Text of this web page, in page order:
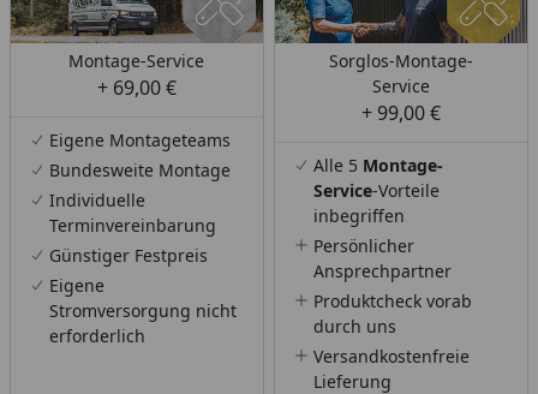
Montage-Service
+ 69,00 €
Eigene Montageteams
Bundesweite Montage
Individuelle
Terminvereinbarung
Günstiger Festpreis
Eigene
Stromversorgung nicht
erforderlich
Sorglos-Montage-
Service
+ 99,00 €
Alle 5 Montage-
Service-Vorteile
inbegriffen
Persönlicher
Ansprechpartner
Produktcheck vorab
durch uns
Versandkostenfreie
Lieferung